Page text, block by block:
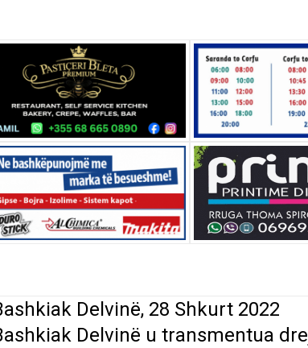
Delvinë, 28 Shkurt 2022
Delvinë u transmentua